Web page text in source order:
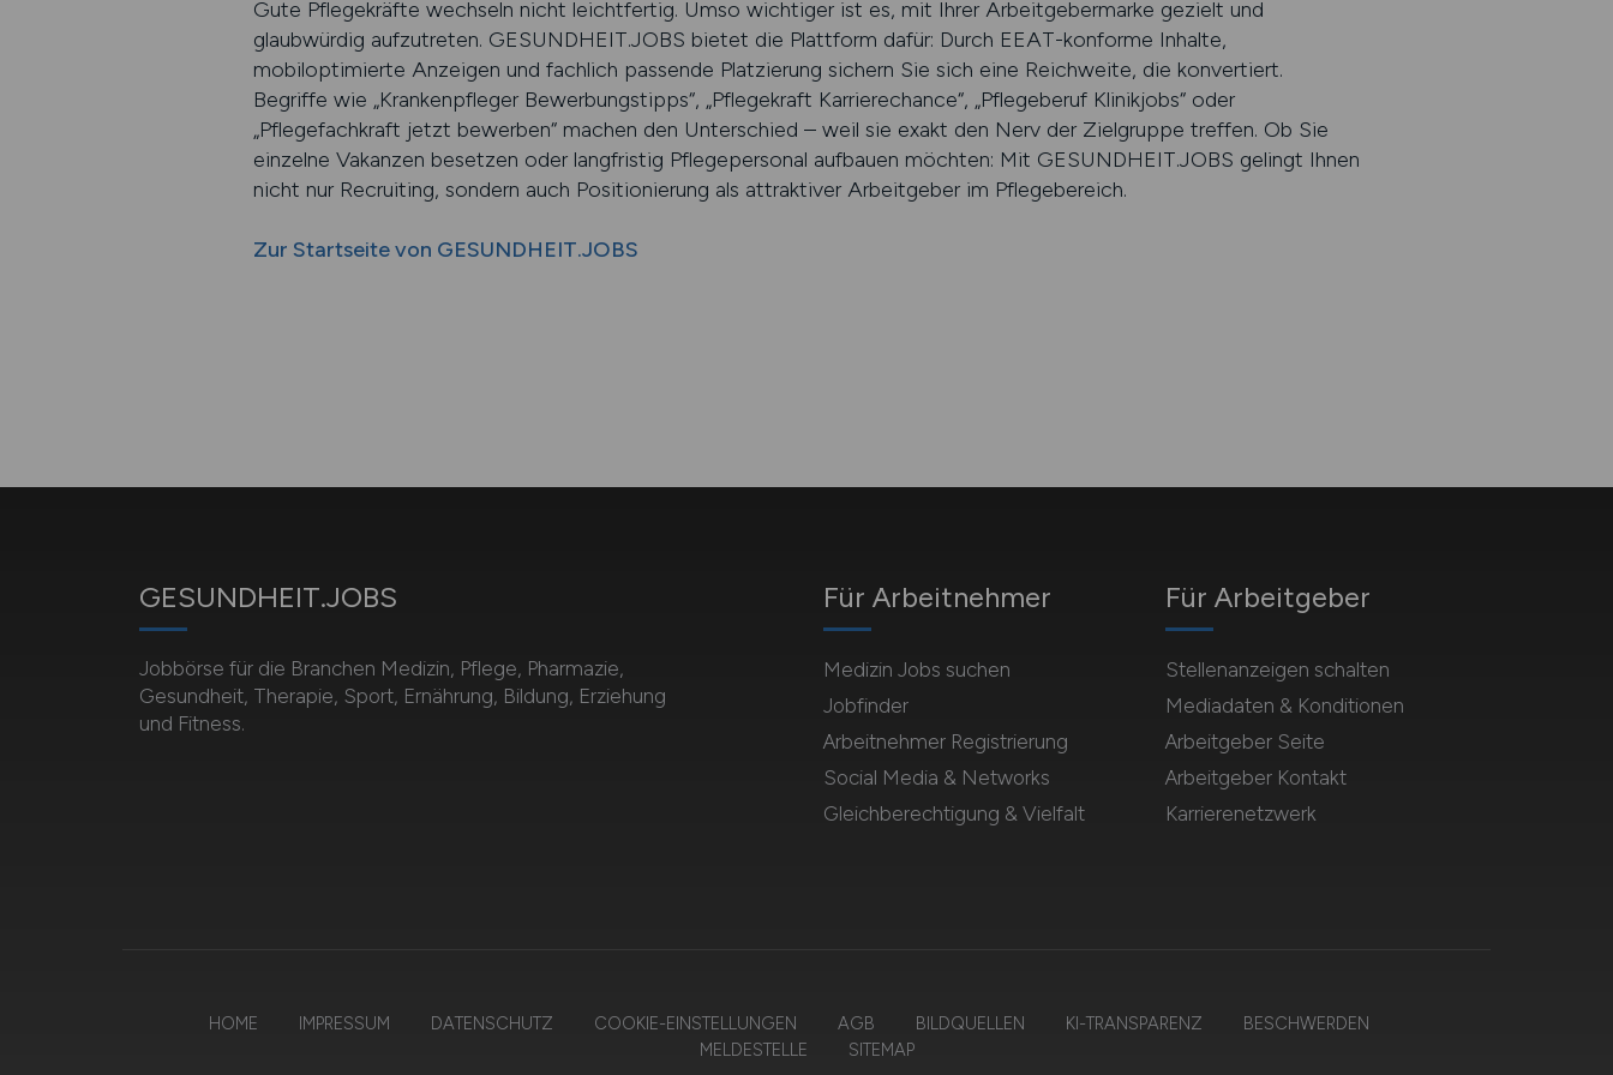
Gute Pflegekräfte wechseln nicht leichtfertig. Umso wichtiger ist es, mit Ihrer Arbeitgebermarke gezielt und
glaubwürdig aufzutreten. GESUNDHEIT.JOBS bietet die Plattform dafür: Durch EEAT-konforme Inhalte,
mobiloptimierte Anzeigen und fachlich passende Platzierung sichern Sie sich eine Reichweite, die konvertiert.
Begriffe wie „Krankenpfleger Bewerbungstipps“, „Pflegekraft Karrierechance“, „Pflegeberuf Klinikjobs“ oder
„Pflegefachkraft jetzt bewerben“ machen den Unterschied – weil sie exakt den Nerv der Zielgruppe treffen. Ob Sie
einzelne Vakanzen besetzen oder langfristig Pflegepersonal aufbauen möchten: Mit GESUNDHEIT.JOBS gelingt Ihnen
nicht nur Recruiting, sondern auch Positionierung als attraktiver Arbeitgeber im Pflegebereich.
Zur Startseite von GESUNDHEIT.JOBS
GESUNDHEIT.JOBS
Jobbörse für die Branchen Medizin, Pflege, Pharmazie,
Gesundheit, Therapie, Sport, Ernährung, Bildung, Erziehung
und Fitness.
Für Arbeitnehmer
Medizin Jobs suchen
Jobfinder
Arbeitnehmer Registrierung
Social Media & Networks
Gleichberechtigung & Vielfalt
Für Arbeitgeber
Stellenanzeigen schalten
Mediadaten & Konditionen
Arbeitgeber Seite
Arbeitgeber Kontakt
Karrierenetzwerk
HOME IMPRESSUM DATENSCHUTZ COOKIE-EINSTELLUNGEN AGB BILDQUELLEN KI-TRANSPARENZ
BESCHWERDEN
MELDESTELLE
SITEMAP